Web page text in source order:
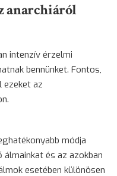
anarchiáról
intenzív érzelmi
bennünket. Fontos,
ezeket az
módja
és az azokban
esetében különösen